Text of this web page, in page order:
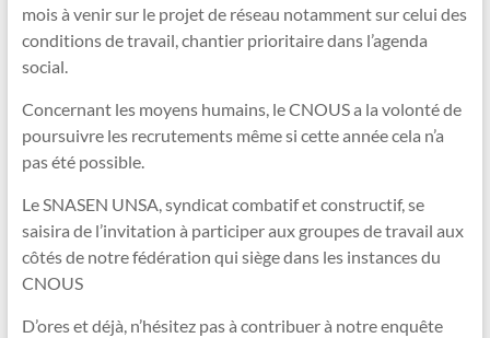
mois à venir sur le projet de réseau notamment sur celui des
conditions de travail, chantier prioritaire dans l’agenda
social.
Concernant les moyens humains, le CNOUS a la volonté de
poursuivre les recrutements même si cette année cela n’a
pas été possible.
Le SNASEN UNSA, syndicat combatif et constructif, se
saisira de l’invitation à participer aux groupes de travail aux
côtés de notre fédération qui siège dans les instances du
CNOUS
D’ores et déjà, n’hésitez pas à contribuer à notre enquête